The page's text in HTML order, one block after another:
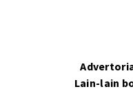
Lain-lain